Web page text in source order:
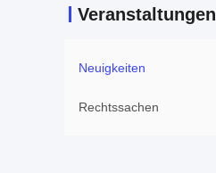
Veranstaltungen
Neuigkeiten
Rechtssachen